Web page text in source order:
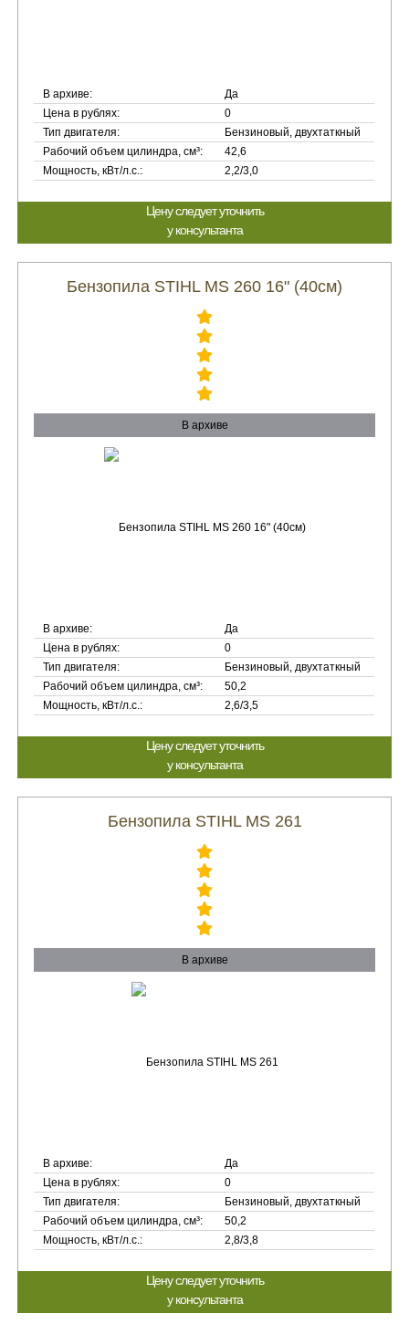
В архиве:
Да
Цена в рублях:
0
Тип двигателя:
Бензиновый, двухтаткный
Рабочий объем цилиндра, см³:
42,6
Мощность, кВт/л.с.:
2,2/3,0
Цену следует уточнить
у консультанта
Бензопила STIHL MS 260 16" (40см)
В архиве
В архиве:
Да
Цена в рублях:
0
Тип двигателя:
Бензиновый, двухтаткный
Рабочий объем цилиндра, см³:
50,2
Мощность, кВт/л.с.:
2,6/3,5
Цену следует уточнить
у консультанта
Бензопила STIHL MS 261
В архиве
В архиве:
Да
Цена в рублях:
0
Тип двигателя:
Бензиновый, двухтаткный
Рабочий объем цилиндра, см³:
50,2
Мощность, кВт/л.с.:
2,8/3,8
Цену следует уточнить
у консультанта